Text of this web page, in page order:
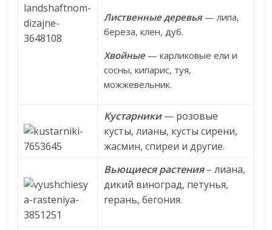
Лиственные деревья— липа,
береза, клен, дуб.
Хвойные— карликовые ели и
сосны, кипарис, туя,
можжевельник.
Кустарники— розовые
кусты, лианы, кусты сирени,
жасмин, спиреи и другие.
Вьющиеся растения– лиана,
дикий виноград, петунья,
герань, бегония.